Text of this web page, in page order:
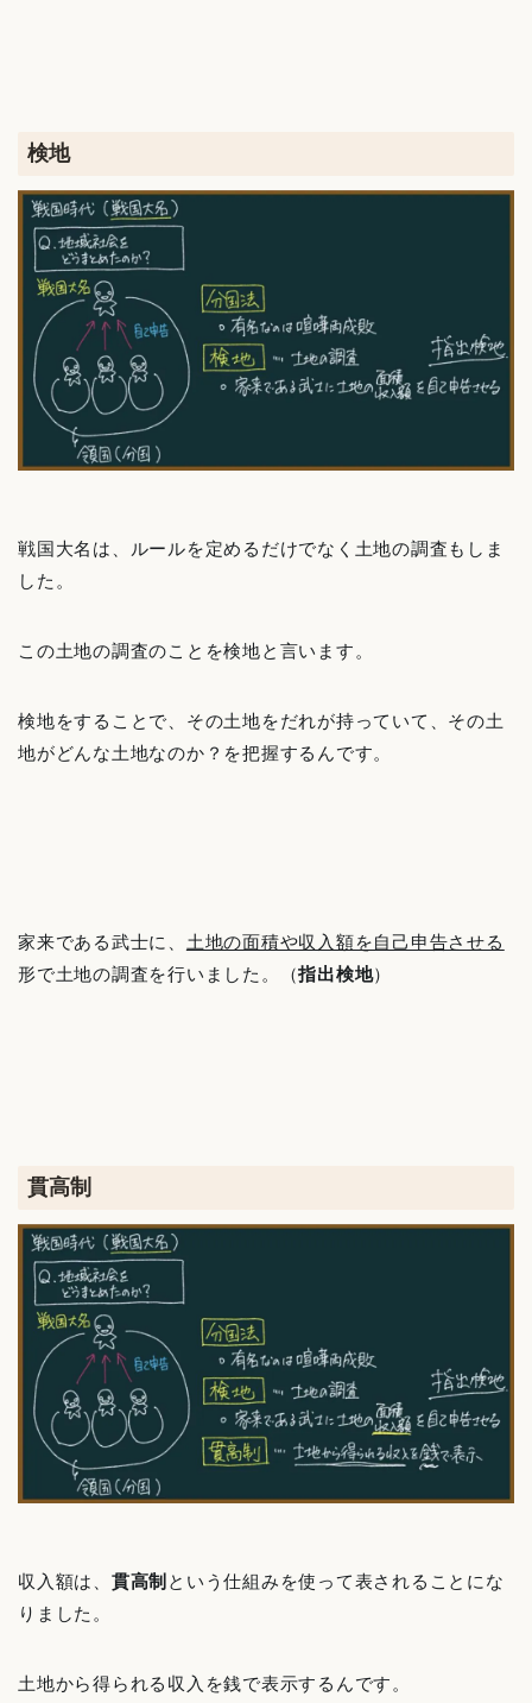
検地
戦国大名は、ルールを定めるだけでなく土地の調査もしま
した。
この土地の調査のことを検地と言います。
検地をすることで、その土地をだれが持っていて、その土
地がどんな土地なのか？を把握するんです。
家来である武士に、 土地の面積や収入額を自己申告させる
形で土地の調査を行いました。（指出検地）
貫高制
収入額は、 貫高制 という仕組みを使って表されることにな
りました。
土地から得られる収入を銭で表示するんです。